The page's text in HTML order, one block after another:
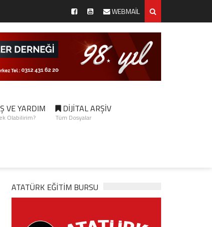
WEBMAİL
VE YARDIM
Olabilirim?
DİJİTAL ARŞİV
Tüm Dosyalar
ATATÜRK EĞITIM BURSU